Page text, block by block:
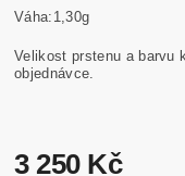
Váha:1,30g
Velikost prstenu a barvu
objednávce.
3 250 Kč